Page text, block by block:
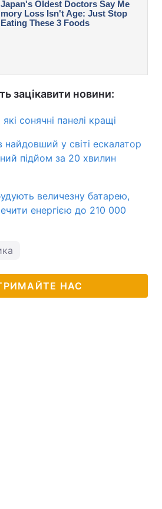
зацікавити новини:
сонячні панелі кращі
найдовший у світі ескалатор
підйом за 20 хвилин
величезну батарею,
енергією до 210 000
НАС